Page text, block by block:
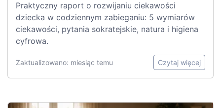
Praktyczny raport o rozwijaniu ciekawości
dziecka w codziennym zabieganiu: 5 wymiarów
ciekawości, pytania sokratejskie, natura i higiena
cyfrowa.
Zaktualizowano: miesiąc temu Czytaj więcej